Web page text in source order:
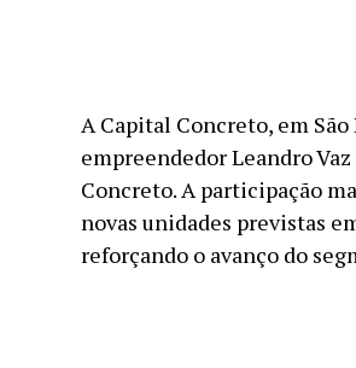
A Capital Concreto, em
empreendedor Leandro
Concreto. A participação
novas unidades previstas
reforçando o avanço do